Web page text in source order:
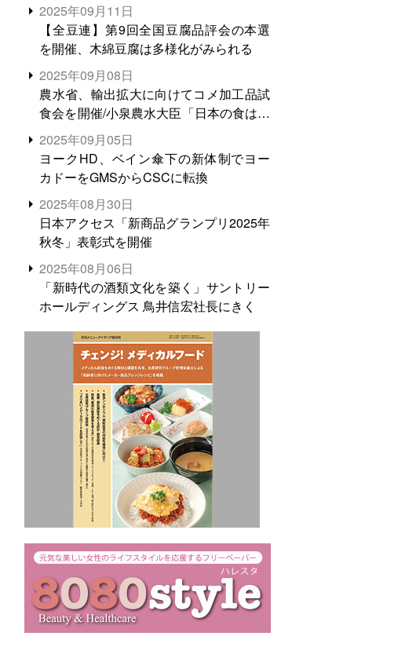
2025年09月11日
【全豆連】第9回全国豆腐品評会の本選
を開催、木綿豆腐は多様化がみられる
2025年09月08日
農水省、輸出拡大に向けてコメ加工品試
食会を開催/小泉農水大臣「日本の食は世
界でトップをとれる。米増産に向けて、
米輸出需要の拡大を」
2025年09月05日
ヨークHD、ベイン傘下の新体制でヨー
カドーをGMSからCSCに転換
2025年08月30日
日本アクセス「新商品グランプリ2025年
秋冬」表彰式を開催
2025年08月06日
「新時代の酒類文化を築く」サントリー
ホールディングス 鳥井信宏社長にきく